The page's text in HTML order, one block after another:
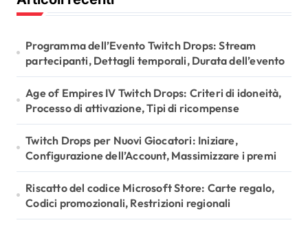
h
r
:
Programma dell’Evento Twitch Drops: Stream
partecipanti, Dettagli temporali, Durata dell’evento
Age of Empires IV Twitch Drops: Criteri di idoneità,
Processo di attivazione, Tipi di ricompense
Twitch Drops per Nuovi Giocatori: Iniziare,
Configurazione dell’Account, Massimizzare i premi
Riscatto del codice Microsoft Store: Carte regalo,
Codici promozionali, Restrizioni regionali